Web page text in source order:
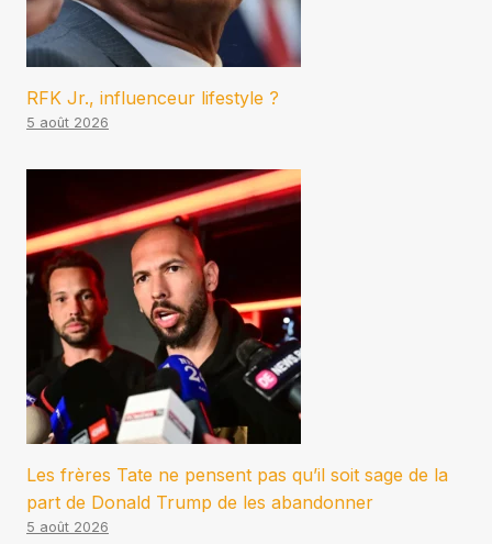
RFK Jr., influenceur lifestyle ?
5 août 2026
Les frères Tate ne pensent pas qu’il soit sage de la
part de Donald Trump de les abandonner
5 août 2026